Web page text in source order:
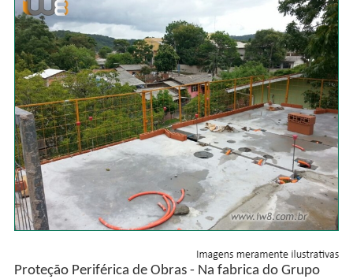
Proteção Periférica de Obras - Na fabrica do Grupo